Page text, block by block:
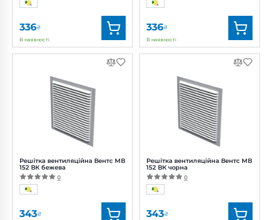
336₴
В наявності
Вентс
Артикул:
Діаметр:
120 мм
336₴
В наявності
Вентс
Артикул:
Діаметр:
120 мм
Решітка вентиляційна Вентс МВ
152 ВК бежева
0
343₴
Решітка вентиляційна Вентс МВ
152 ВК чорна
0
343₴